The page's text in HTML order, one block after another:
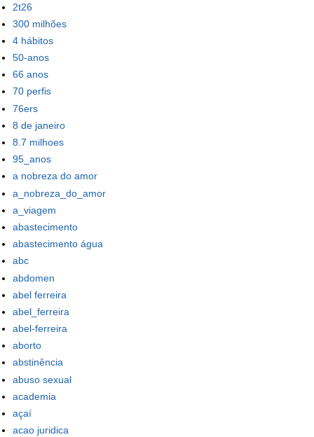
2t26
300 milhões
4 hábitos
50-anos
66 anos
70 perfis
76ers
8 de janeiro
8.7 milhoes
95_anos
a nobreza do amor
a_nobreza_do_amor
a_viagem
abastecimento
abastecimento água
abc
abdomen
abel ferreira
abel_ferreira
abel-ferreira
aborto
abstinência
abuso sexual
academia
açaí
acao juridica